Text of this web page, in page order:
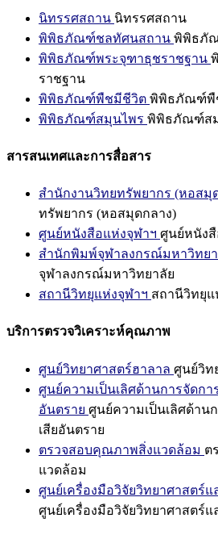
นิทรรศสถาน นิทรรศสถาน
พิพิธภัณฑ์ชลทัศนสถาน พิพิธภั
พิพิธภัณฑ์พระจุฑาธุชราชฐาน
ราชฐาน
พิพิธภัณฑ์พืชมีชีวิต พิพิธภัณฑ์พื
พิพิธภัณฑ์สมุนไพร พิพิธภัณฑ์ส
สารสนเทศและการสื่อสาร
สำนักงานวิทยทรัพยากร (หอสมุ
ทรัพยากร (หอสมุดกลาง)
ศูนย์หนังสือแห่งจุฬาฯ ศูนย์หนัง
สำนักพิมพ์จุฬาลงกรณ์มหาวิทย
จุฬาลงกรณ์มหาวิทยาลัย
สถานีวิทยุแห่งจุฬาฯ สถานีวิทยุแ
บริการตรวจวิเคราะห์คุณภาพ
ศูนย์วิทยาศาสตร์ฮาลาล ศูนย์วิท
ศูนย์ความเป็นเลิศด้านการจัดกา
อันตราย ศูนย์ความเป็นเลิศด้าน
เสียอันตราย
ตรวจสอบคุณภาพสิ่งแวดล้อม ต
แวดล้อม
ศูนย์เครื่องมือวิจัยวิทยาศาสตร์แ
ศูนย์เครื่องมือวิจัยวิทยาศาสตร์แ